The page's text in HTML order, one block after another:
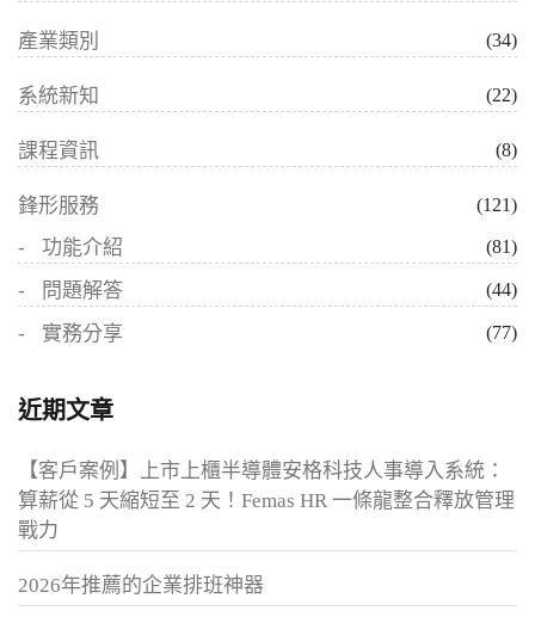
產業類別 (34)
系統新知 (22)
課程資訊 (8)
鋒形服務 (121)
功能介紹 (81)
問題解答 (44)
實務分享 (77)
近期文章
【客戶案例】上市上櫃半導體安格科技人事導入系統：
算薪從 5 天縮短至 2 天！Femas HR 一條龍整合釋放管理
戰力
2026年推薦的企業排班神器